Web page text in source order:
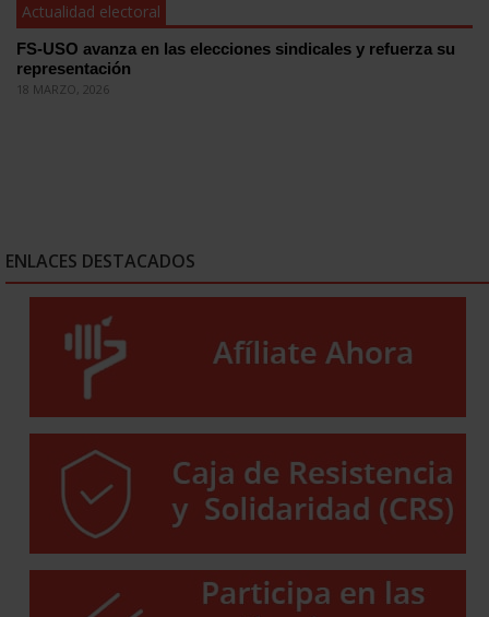
Actualidad electoral
FS-USO avanza en las elecciones sindicales y refuerza su
representación
18 MARZO, 2026
ENLACES DESTACADOS